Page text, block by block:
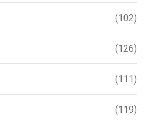
(102)
(126)
(111)
(119)